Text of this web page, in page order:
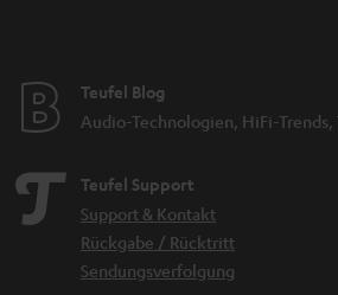
Zusätzliche Faktoren sind die
Soll dein Lautsprecher insWLAN eingebunden
Möchtest du zusätzliche Zuspieler, wie CD-
oder benötigst du ggf. XLR-Anschlüsse für ein
Abende? Vielleicht soll der Lautsprecher auch
möglich bieten?
Ausgehend von diesen Punkten kannst du nach
Teufel Blog
Audio-Technologien, HiFi-Trends,
Teufel Support
Support & Kontakt
Rückgabe / Rücktritt
Sendungsverfolgung